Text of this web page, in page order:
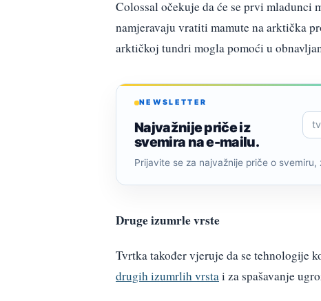
Colossal očekuje da će se prvi
namjeravaju vratiti mamute na arktička
arktičkoj tundri mogla pomoći u
NEWSLETTER
Najvažnije priče iz
svemira na e-mailu.
Prijavite se za najvažnije priče o svemiru,
Druge izumrle vrste
Tvrtka također vjeruje da se tehnologije
drugih izumrlih vrstai za spašavanje